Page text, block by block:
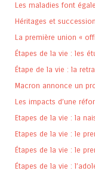
Les maladies font
Héritages et
La première union «
Étapes de la vie : les
Étape de la vie : la
Macron annonce un
Les impacts d’une
Etapes de la vie : la
Etapes de la vie : le
Étapes de la vie : le
Étapes de la vie :